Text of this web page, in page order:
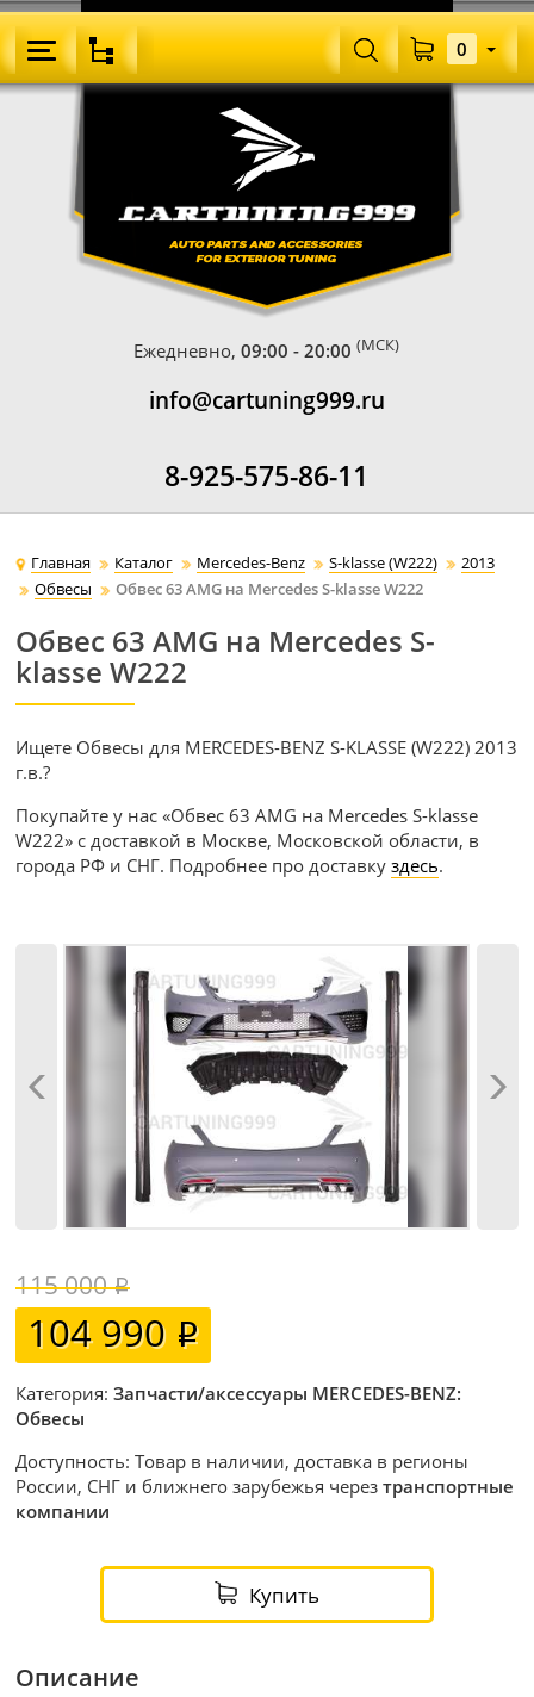
Ежедневно,09:00 - 20:00 (МСК)
info@cartuning999.ru
8-925-575-86-11
0
Главная Каталог Mercedes-Benz S-klasse (W222)
2013
Обвесы
Обвес 63 AMG на Mercedes S-klasse W222
Обвес 63 AMG на Mercedes S-
klasse W222
Ищете Обвесы для MERCEDES-BENZ S-KLASSE (W222) 2013
г.в.?
Покупайте у нас «Обвес 63 AMG на Mercedes S-klasse
W222» с доставкой в Москве, Московской области, в
города РФ и СНГ. Подробнее про доставкуздесь.
115 000
104 990
Категория:Запчасти/аксессуары MERCEDES-BENZ:
Обвесы
Доступность: Товар в наличии, доставка в регионы
России, СНГ и ближнего зарубежья черезтранспортные
компании
Купить
Описание